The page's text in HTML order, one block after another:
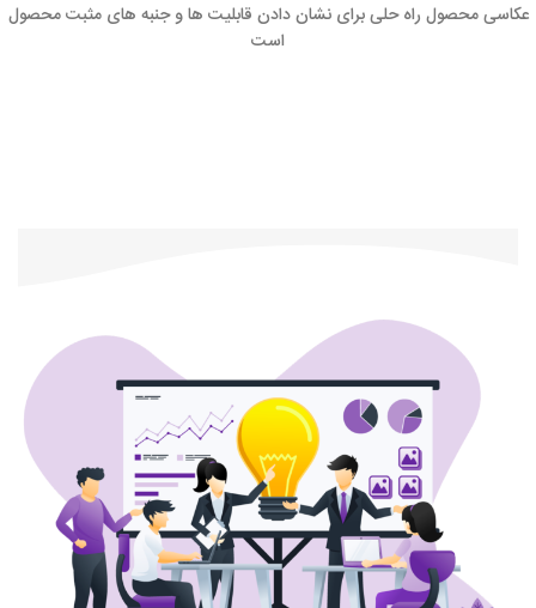
عکاسی محصول راه حلی برای نشان دادن قابلیت ها و جنبه های مثبت محصول
است